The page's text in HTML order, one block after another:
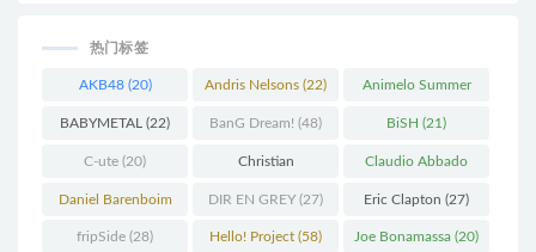
热门标签
AKB48(20) Andris Nelsons (22) Animelo Summer
Live (34)
BABYMETAL (22) BanG Dream! (48) BiSH (21)
C-ute (20) Christian
Thielemann(36)
Claudio Abbado
(25)
Daniel Barenboim
(37)
DIR EN GREY (27) Eric Clapton (27)
fripSide (28) Hello! Project (58) Joe Bonamassa (20)